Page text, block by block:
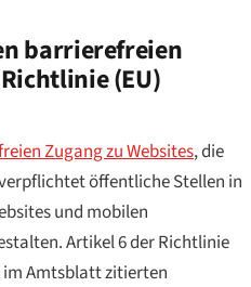
barrierefreien
(EU)
Zugang zu Websites, die
öffentliche Stellen in
und mobilen
Artikel 6 der Richtlinie
im Amtsblatt zitierten